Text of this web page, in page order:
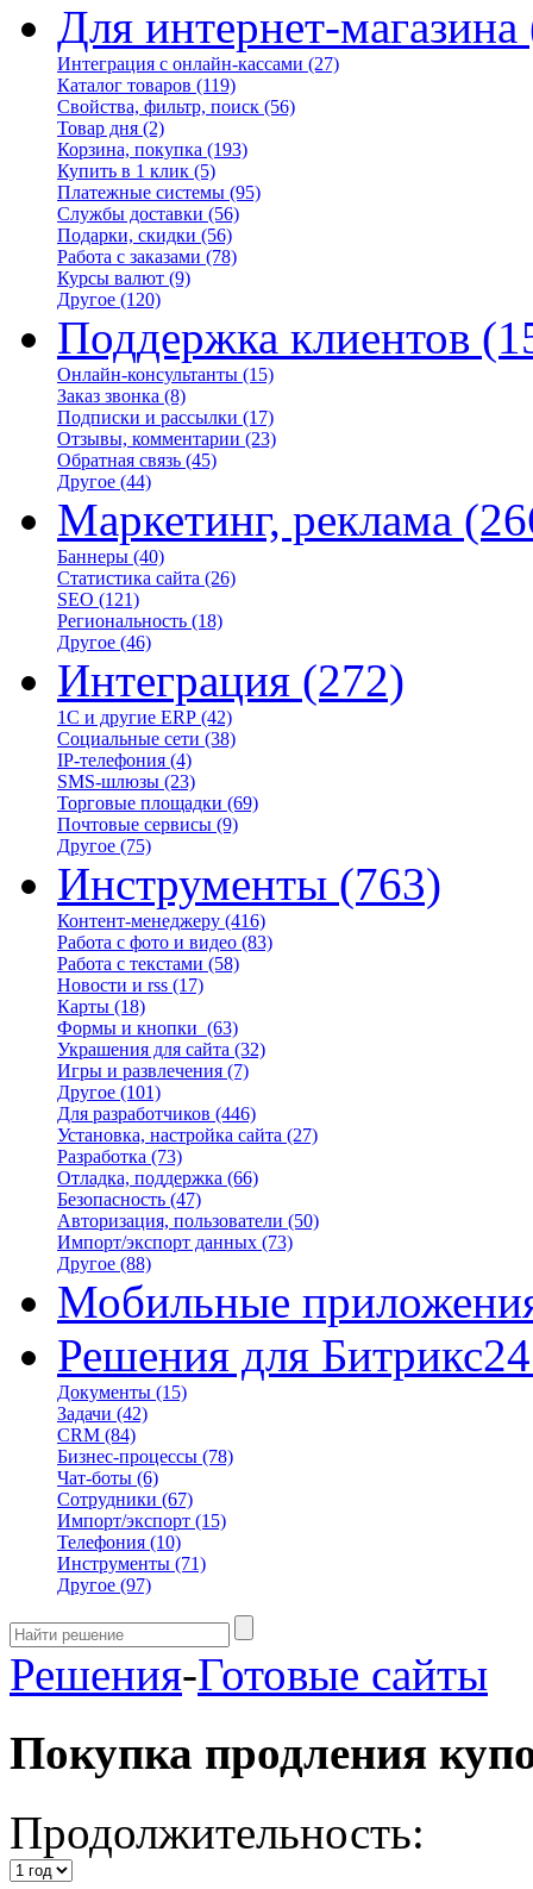
Для интернет-магазина
Интеграция с онлайн-кассами (27)
Каталог товаров (119)
Свойства, фильтр, поиск (56)
Товар дня (2)
Корзина, покупка (193)
Купить в 1 клик (5)
Платежные системы (95)
Службы доставки (56)
Подарки, скидки (56)
Работа с заказами (78)
Курсы валют (9)
Другое (120)
Поддержка клиентов
Онлайн-консультанты (15)
Заказ звонка (8)
Подписки и рассылки (17)
Отзывы, комментарии (23)
Обратная связь (45)
Другое (44)
Маркетинг, реклама
Баннеры (40)
Статистика сайта (26)
SEO (121)
Региональность (18)
Другое (46)
Интеграция (272)
1С и другие ERP (42)
Социальные сети (38)
IP-телефония (4)
SMS-шлюзы (23)
Торговые площадки (69)
Почтовые сервисы (9)
Другое (75)
Инструменты (763)
Контент-менеджеру (416)
Работа с фото и видео (83)
Работа с текстами (58)
Новости и rss (17)
Карты (18)
Формы и кнопки (63)
Украшения для сайта (32)
Игры и развлечения (7)
Другое (101)
Для разработчиков (446)
Установка, настройка сайта (27)
Разработка (73)
Отладка, поддержка (66)
Безопасность (47)
Авторизация, пользователи (50)
Импорт/экспорт данных (73)
Другое (88)
Мобильные
Решения для Битрикс24
Документы (15)
Задачи (42)
CRM (84)
Бизнес-процессы (78)
Чат-боты (6)
Сотрудники (67)
Импорт/экспорт (15)
Телефония (10)
Инструменты (71)
Другое (97)
Решения-Готовые сайты
Покупка продления
Продолжительность: